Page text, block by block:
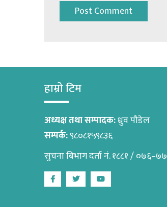
हाम्रो टिम
अध्यक्ष तथा सम्पादक:ध्रुव पौडेल
सम्पर्क:९८०८१५९८३६
सुचना बिभाग दर्ता नं. १८८१ / ०७६–७७
FacebookTwitterYoutube